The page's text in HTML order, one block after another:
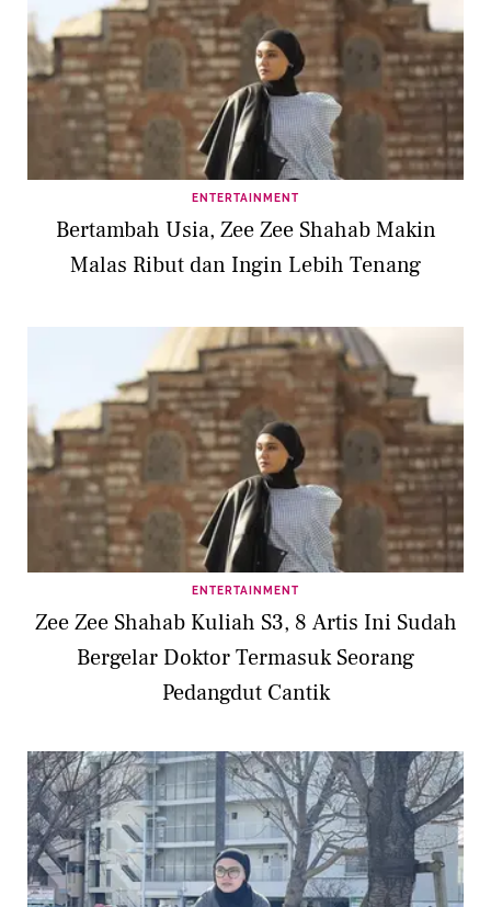
ENTERTAINMENT
Bertambah Usia, Zee Zee Shahab Makin
Malas Ribut dan Ingin Lebih Tenang
ENTERTAINMENT
Zee Zee Shahab Kuliah S3, 8 Artis Ini Sudah
Bergelar Doktor Termasuk Seorang
Pedangdut Cantik